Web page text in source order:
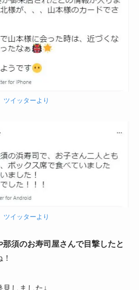
ツイッターより
ツイッターより
須のお寿司屋さんで目撃したと
見しました↓